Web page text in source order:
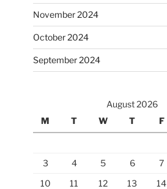
November 2024
October 2024
September 2024
August 2026
M
T W T F
3
4 5 6 7
10
11 12 13 14